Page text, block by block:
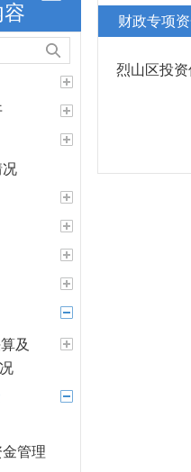
况
及
管理
财政专项
烈山区投